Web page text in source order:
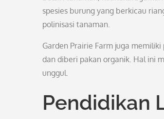
spesies burung yang berkicau
polinisasi tanaman.
Garden Prairie Farm juga
dan diberi pakan organik. Hal ini
unggul.
Pendidikan